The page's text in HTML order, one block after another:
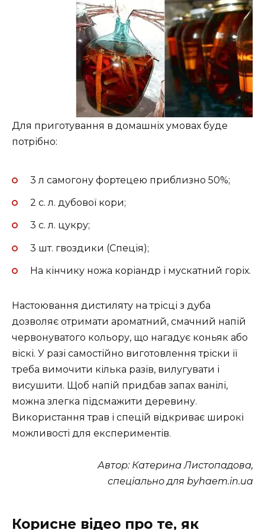
Для приготування в домашніх умовах буде
потрібно:
3 л самогону фортецею приблизно 50%;
2 с. л. дубової кори;
3 с. л. цукру;
3 шт. гвоздики (Спеція);
На кінчику ножа коріандр і мускатний горіх.
Настоювання дистиляту на трісці з дуба
дозволяє отримати ароматний, смачний напій
червонуватого кольору, що нагадує коньяк або
віскі. У разі самостійно виготовлення тріски її
треба вимочити кілька разів, вилугувати і
висушити. Щоб напій придбав запах ванілі,
можна злегка підсмажити деревину.
Використання трав і спецій відкриває широкі
можливості для експериментів.
Автор: Катерина Листопадова,
спеціально для byhaem.in.ua
Корисне відео про те, як